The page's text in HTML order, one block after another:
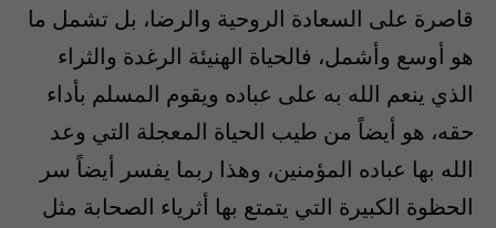
قاصرة على السعادة الروحية والرضا، بل تشمل ما
هو أوسع وأشمل، فالحياة الهنيئة الرغدة والثراء
الذي ينعم الله به على عباده ويقوم المسلم بأداء
حقه، هو أيضاً من طيب الحياة المعجلة التي وعد
الله بها عباده المؤمنين، وهذا ربما يفسر أيضاً سر
الحظوة الكبيرة التي يتمتع بها أثرياء الصحابة مثل